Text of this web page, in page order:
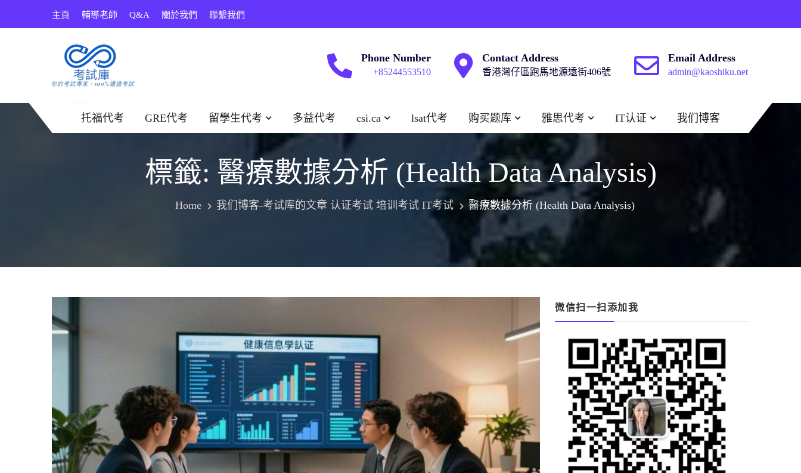
主頁 輔導老師 Q&A 關於我們 聯繫我們
Phone Number
+85244553510
Contact Address
香港灣仔區跑馬地源遠街406號
Email Address
admin@kaoshiku.net
托福代考 GRE代考 留學生代考 多益代考 csi.ca lsat代考 购买题库 雅思代考 IT认证 我们博客
標籤: 醫療數據分析 (Health Data Analysis)
Home 我们博客-考试库的文章 认证考试 培训考试 IT考试 醫療數據分析 (Health Data Analysis)
微信扫一扫添加我